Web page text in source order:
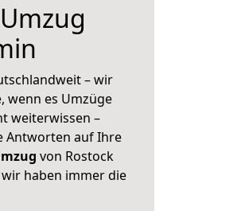
– wir
wenn es Umzüge
weiterwissen –
Antworten auf Ihre
von Rostock
haben immer die